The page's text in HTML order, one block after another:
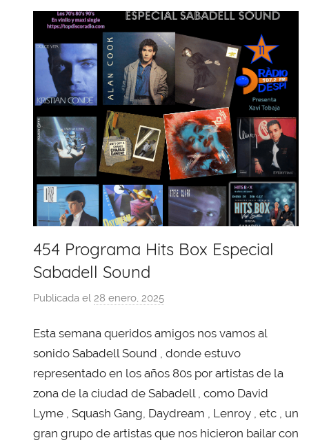
454 Programa Hits Box Especial
Sabadell Sound
Publicada el 28 enero, 2025
r
X
a
T
o
Esta semana queridos amigos nos vamos al
sonido Sabadell Sound , donde estuvo
representado en los años 80s por artistas de la
zona de la ciudad de Sabadell , como David
Lyme , Squash Gang, Daydream , Lenroy , etc , un
gran grupo de artistas que nos hicieron bailar con